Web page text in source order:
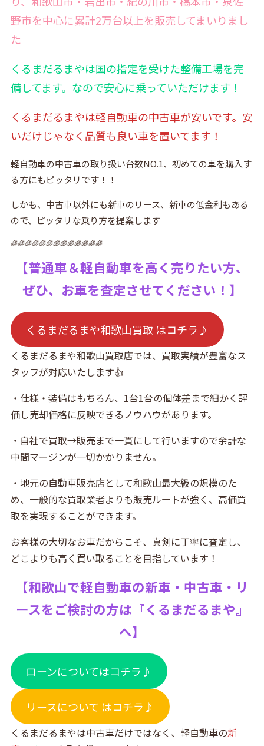
野市を中心に累計2万台以上を販売してまいりまし
た
くるまだるまやは国の指定を受けた整備工場を完
備してます。なので安心に乗っていただけます！
くるまだるまやは軽自動車の中古車が安いです。安
いだけじゃなく品質も良い車を置いてます！
軽自動車の中古車の取り扱い台数NO.1、初めての車を購入す
る方にもピッタリです！！
しかも、中古車以外にも新車のリース、新車の低金利もある
ので、ピッタリな乗り方を提案します
🌈🌈🌈🌈🌈🌈🌈🌈🌈🌈🌈🌈🌈
【普通車＆軽自動車を高く売りたい方、
ぜひ、お車を査定させてください！】
くるまだるまや和歌山買取 はコチラ♪
くるまだるまや和歌山買取店では、買取実績が豊富なス
タッフが対応いたします👍
・仕様・装備はもちろん、1台1台の個体差まで細かく評
価し売却価格に反映できるノウハウがあります。
・自社で買取→販売まで一貫にして行いますので余計な
中間マージンが一切かかりません。
・地元の自動車販売店として和歌山最大級の規模のた
め、一般的な買取業者よりも販売ルートが強く、高価買
取を実現することができます。
お客様の大切なお車だからこそ、真剣に丁寧に査定し、
どこよりも高く買い取ることを目指しています！
【和歌山で軽自動車の新車・中古車・リ
ースをご検討の方は『くるまだるまや』
へ】
ローンについてはコチラ♪
リースについて はコチラ♪
くるまだるまやは中古車だけではなく、軽自動車の新